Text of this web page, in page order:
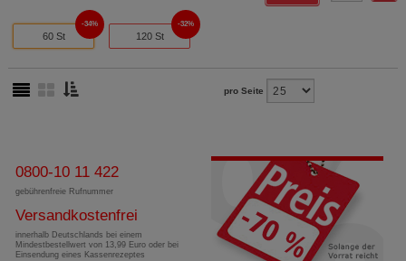
60 St
34%
120 St
32%
pro Seite
0800-10 11 422
gebührenfreie Rufnummer
Versandkostenfrei
innerhalb Deutschlands bei einem
Mindestbestellwert von 13,99 Euro oder bei
Einsendung eines Kassenrezeptes